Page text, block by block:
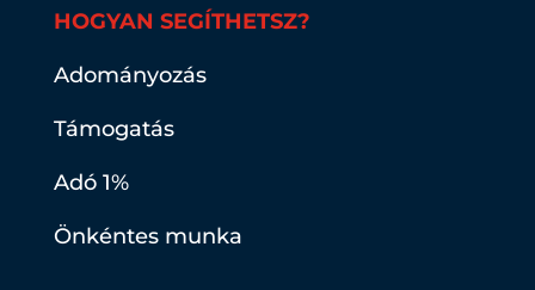
HOGYAN SEGÍTHETSZ?
Adományozás
Támogatás
Adó 1%
Önkéntes munka